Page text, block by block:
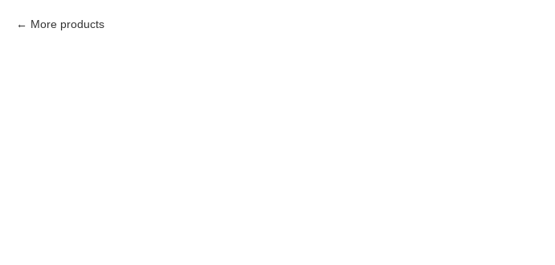
More products